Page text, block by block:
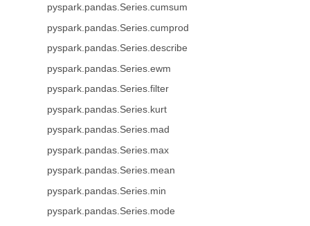
pyspark.pandas.Series.cumsum
pyspark.pandas.Series.cumprod
pyspark.pandas.Series.describe
pyspark.pandas.Series.ewm
pyspark.pandas.Series.filter
pyspark.pandas.Series.kurt
pyspark.pandas.Series.mad
pyspark.pandas.Series.max
pyspark.pandas.Series.mean
pyspark.pandas.Series.min
pyspark.pandas.Series.mode